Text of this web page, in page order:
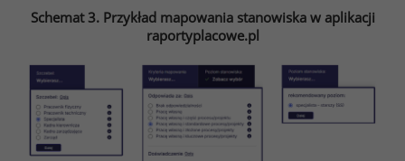
Schemat 3. Przykład mapowania stanowiska w aplikacji
raportyplacowe.pl